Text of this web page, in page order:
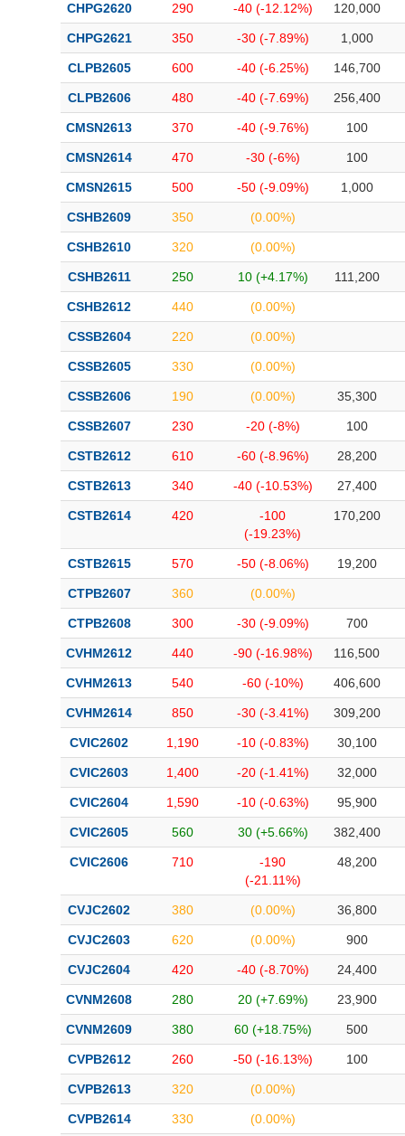
CHPG2620 290 -40 (-12.12%) 120,000
CHPG2621 350 -30 (-7.89%) 1,000
CLPB2605 600 -40 (-6.25%) 146,700
CLPB2606 480 -40 (-7.69%) 256,400
CMSN2613 370 -40 (-9.76%) 100
CMSN2614 470 -30 (-6%) 100
CMSN2615 500 -50 (-9.09%) 1,000
CSHB2609 350 (0.00%)
CSHB2610 320 (0.00%)
CSHB2611 250 10 (+4.17%) 111,200
CSHB2612 440 (0.00%)
CSSB2604 220 (0.00%)
CSSB2605 330 (0.00%)
CSSB2606 190 (0.00%) 35,300
CSSB2607 230 -20 (-8%) 100
CSTB2612 610 -60 (-8.96%) 28,200
CSTB2613 340 -40 (-10.53%) 27,400
CSTB2614 420
-100
(-19.23%)
170,200
CSTB2615 570 -50 (-8.06%) 19,200
CTPB2607 360 (0.00%)
CTPB2608 300 -30 (-9.09%) 700
CVHM2612 440 -90 (-16.98%) 116,500
CVHM2613 540 -60 (-10%) 406,600
CVHM2614 850 -30 (-3.41%) 309,200
CVIC2602 1,190 -10 (-0.83%) 30,100
CVIC2603 1,400 -20 (-1.41%) 32,000
CVIC2604 1,590 -10 (-0.63%) 95,900
CVIC2605 560 30 (+5.66%) 382,400
CVIC2606 710
-190
(-21.11%)
48,200
CVJC2602 380 (0.00%) 36,800
CVJC2603 620 (0.00%) 900
CVJC2604 420 -40 (-8.70%) 24,400
CVNM2608 280 20 (+7.69%) 23,900
CVNM2609 380 60 (+18.75%) 500
CVPB2612 260 -50 (-16.13%) 100
CVPB2613 320 (0.00%)
CVPB2614 330 (0.00%)